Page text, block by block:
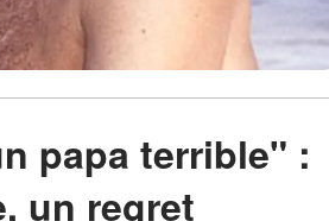
papa terrible" :
un regret